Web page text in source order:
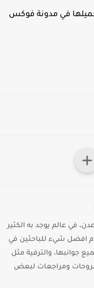
في مدونة فوكس
عالم يوجد به الكثير
شيء للباحثين في
جوانبها، والترفية مثل
ومراجعات لبعض